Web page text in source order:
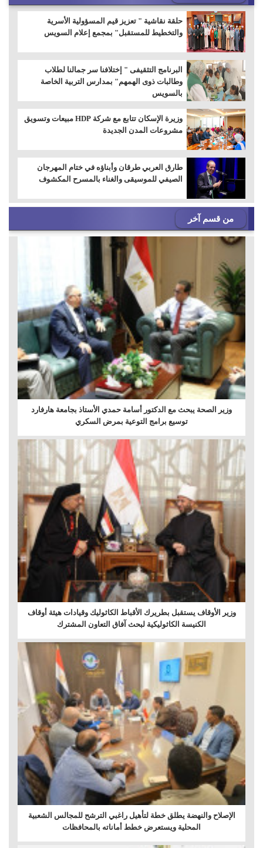
حلقة نقاشية " تعزيز قيم المسؤولية الأسرية
والتخطيط للمستقبل" بمجمع إعلام السويس
البرنامج التثقيفى " إختلافنا سر جمالنا لطلاب
وطالبات ذوى الهمهم" بمدارس التربية الخاصة
بالسويس
وزيرة الإسكان تتابع مع شركة HDP مبيعات وتسويق
مشروعات المدن الجديدة
طارق العربي طرقان وأبناؤه في ختام المهرجان
الصيفي للموسيقى والغناء بالمسرح المكشوف
من قسم آخر
وزير الصحة يبحث مع الدكتور أسامة حمدي الأستاذ بجامعة هارفارد
توسيع برامج التوعية بمرض السكري
وزير الأوقاف يستقبل بطريرك الأقباط الكاثوليك وقيادات هيئة أوقاف
الكنيسة الكاثوليكية لبحث آفاق التعاون المشترك
الإصلاح والنهضة يطلق خطة لتأهيل راغبي الترشح للمجالس الشعبية
المحلية ويستعرض خطط أماناته بالمحافظات